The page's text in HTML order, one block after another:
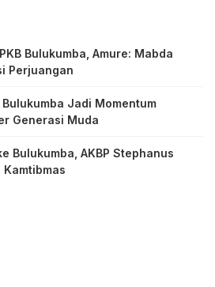
Bulukumba, Amure: Mabda
Perjuangan
Jadi Momentum
Generasi Muda
Bulukumba, AKBP Stephanus